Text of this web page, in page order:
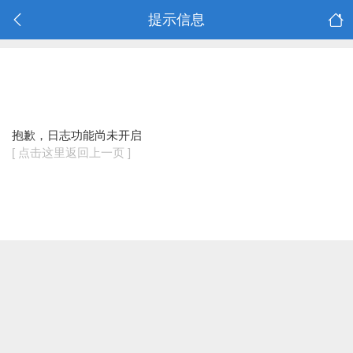
提示信息
抱歉，日志功能尚未开启
[ 点击这里返回上一页 ]